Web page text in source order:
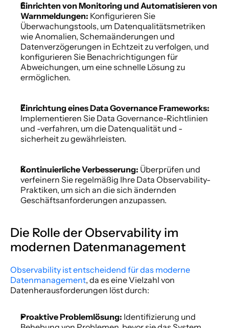
Einrichten von Monitoring und Automatisieren von
Warnmeldungen: Konfigurieren Sie
Überwachungstools, um Datenqualitätsmetriken
wie Anomalien, Schemaänderungen und
Datenverzögerungen in Echtzeit zu verfolgen, und
konfigurieren Sie Benachrichtigungen für
Abweichungen, um eine schnelle Lösung zu
ermöglichen.
Einrichtung eines Data Governance Frameworks:
Implementieren Sie Data Governance-Richtlinien
und -verfahren, um die Datenqualität und -
sicherheit zu gewährleisten.
Kontinuierliche Verbesserung: Überprüfen und
verfeinern Sie regelmäßig Ihre Data Observability-
Praktiken, um sich an die sich ändernden
Geschäftsanforderungen anzupassen.
Die Rolle der Observability im
modernen Datenmanagement
Observability ist entscheidend für das moderne
Datenmanagement, da es eine Vielzahl von
Datenherausforderungen löst durch:
Proaktive Problemlösung: Identifizierung und